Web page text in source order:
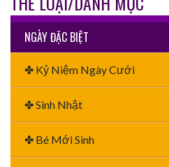
NGÀY ĐẶC BIỆT
✤ Kỷ Niệm Ngày Cưới
✤ Sinh Nhật
✤ Bé Mới Sinh